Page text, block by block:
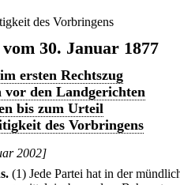
des Vorbringens
30. Januar 1877
ersten Rechtszug
den Landgerichten
bis zum Urteil
des Vorbringens
2002]
(1) Jede Partei hat in der